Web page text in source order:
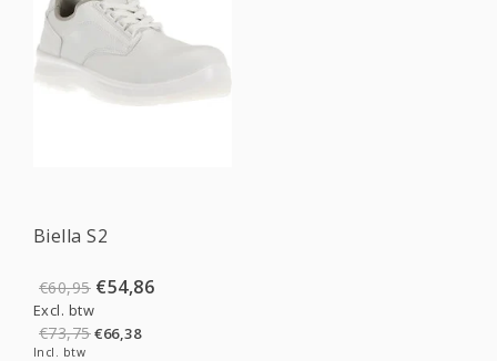
Biella S2
€60,95 €54,86
Excl. btw
€73,75€66,38
Incl. btw